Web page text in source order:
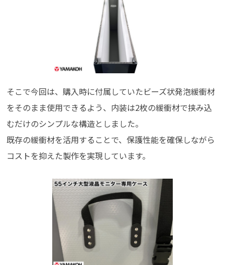
そこで今回は、購入時に付属していたビーズ状発泡緩衝材
をそのまま使用できるよう、内装は2枚の緩衝材で挟み込
むだけのシンプルな構造としました。
既存の緩衝材を活用することで、保護性能を確保しながら
コストを抑えた製作を実現しています。